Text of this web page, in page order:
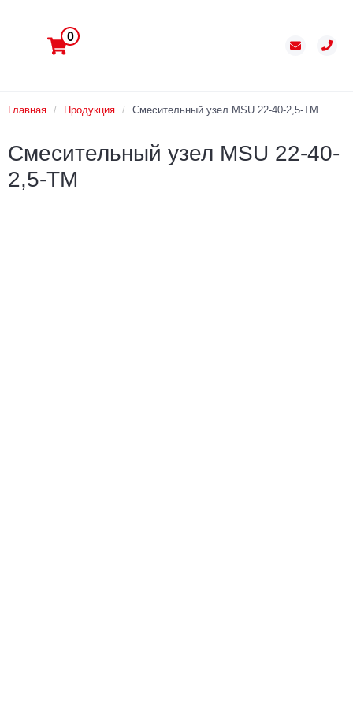
0
Главная / Продукция / Смесительный узел MSU 22-40-2,5-TM
Смесительный узел MSU 22-40-
2,5-TM